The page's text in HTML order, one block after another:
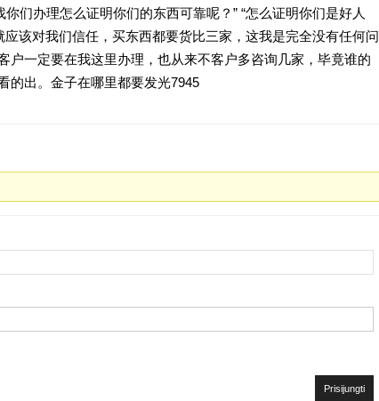
你们办理怎么证明你们的东西可靠呢？” “怎么证明你们是好人
应该对我们信任，买东西都要货比三家，这我是完全没有任何问
户一定要在我这里办理，也从来不客户多咨询几家，毕竟谁的
的出。金子在哪里都要发光7945
Prisijungti